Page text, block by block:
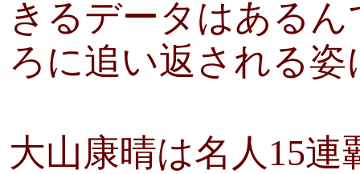
きるデータはある
ろに追い返される
大山康晴は名人15